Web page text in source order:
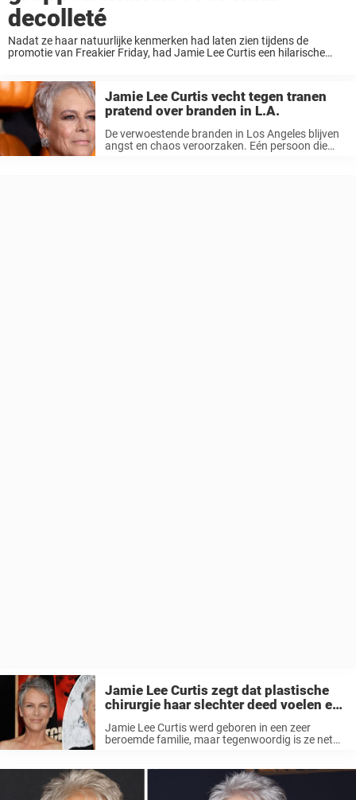
decolleté
Nadat ze haar natuurlijke kenmerken had laten zien tijdens de
promotie van Freakier Friday, had Jamie Lee Curtis een hilarische
Jamie Lee Curtis vecht tegen tranen
pratend over branden in L.A.
De verwoestende branden in Los Angeles blijven
angst en chaos veroorzaken. Eén persoon die
Jamie Lee Curtis zegt dat plastische
chirurgie haar slechter deed voelen en
de veranderingen vernederend waren
Jamie Lee Curtis werd geboren in een zeer
beroemde familie, maar tegenwoordig is ze net
achter de rug, terwijl ze ...